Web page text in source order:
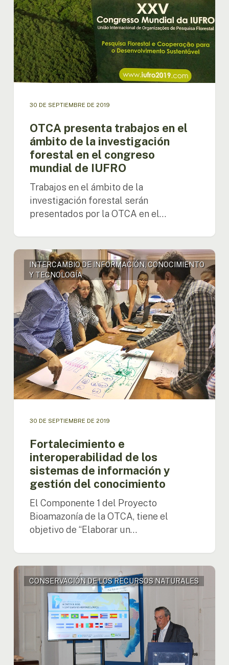
ámbito
de
la
investigación
forestal
en
el
congreso
30 DE SEPTIEMBRE DE 2019
OTCA presenta trabajos en el
ámbito de la investigación
forestal en el congreso
mundial de IUFRO
Trabajos en el ámbito de la
investigación forestal serán
presentados por la OTCA en el…
Fortalecimiento
interoperabilidad
sistemas
de
información
y
gestión
conocimiento
INTERCAMBIO DE INFORMACIÓN, CONOCIMIENTO
Y TECNOLOGÍA
30 DE SEPTIEMBRE DE 2019
Fortalecimiento e
interoperabilidad de los
sistemas de información y
gestión del conocimiento
El Componente 1 del Proyecto
Bioamazonía de la OTCA, tiene el
objetivo de “Elaborar un…
Embajador
Lazary
transfronterizos
la
CONSERVACIÓN DE LOS RECURSOS NATURALES